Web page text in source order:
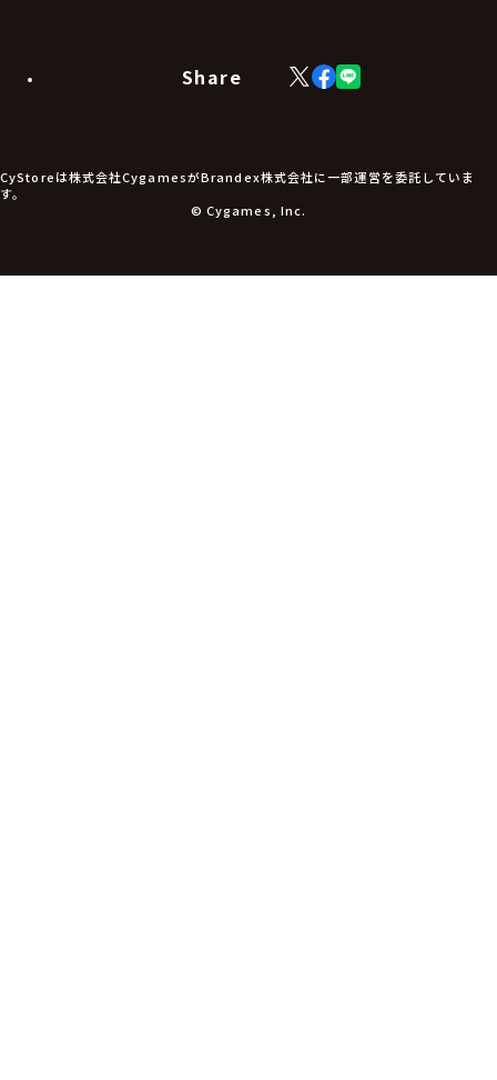
Share
X
(Twitter)
Facebook
LINE
CyStoreは株式会社CygamesがBrandex株式会社に一部運営を委託していま
す。
© Cygames, Inc.